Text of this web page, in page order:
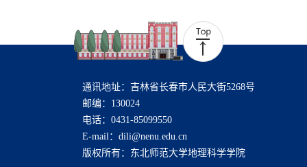
通讯地址：吉林省长春市人民大街5268号
邮编：130024
电话：0431-85099550
E-mail：dili@nenu.edu.cn
版权所有：东北师范大学地理科学学院